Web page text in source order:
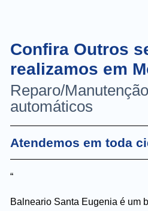
Confira Outros
realizamos em
Reparo/
automáticos
Atendemos em toda
“
Balneario Santa Eugenia é um